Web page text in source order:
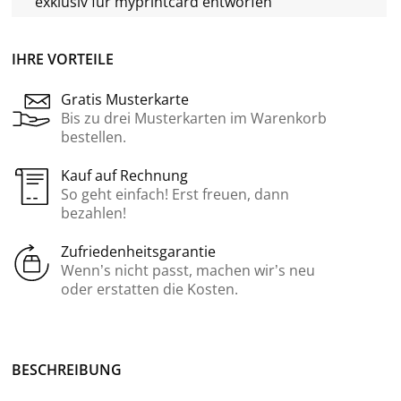
IHRE VORTEILE
Gratis Musterkarte
Bis zu drei Musterkarten im Warenkorb
bestellen.
Kauf auf Rechnung
So geht einfach! Erst freuen, dann
bezahlen!
Zufriedenheitsgarantie
Wenn’s nicht passt, machen wir’s neu
oder erstatten die Kosten.
BE­SCHREI­BUNG